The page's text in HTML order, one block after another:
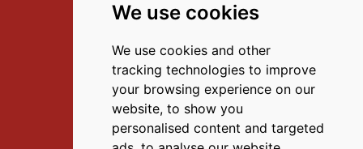
We use cookies
We use cookies and other
tracking technologies to improve
your browsing experience on our
website, to show you
personalised content and targeted
K.6972351867,
T.27520 59777
E.info@iliana-tolo.gr